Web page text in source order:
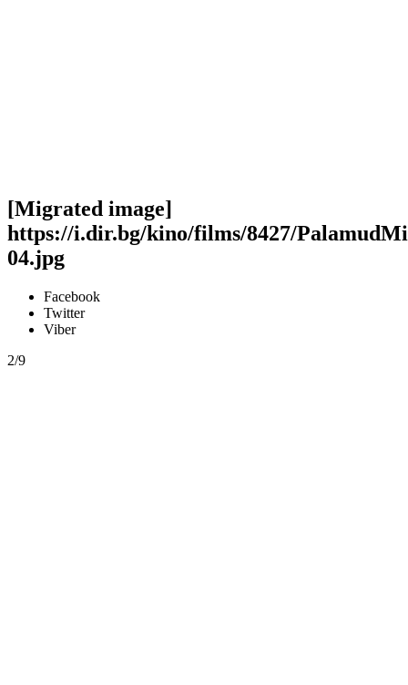
[Migrated image]
https://i.dir.bg/kino/films/8427/
04.jpg
Facebook
Twitter
Viber
2/9